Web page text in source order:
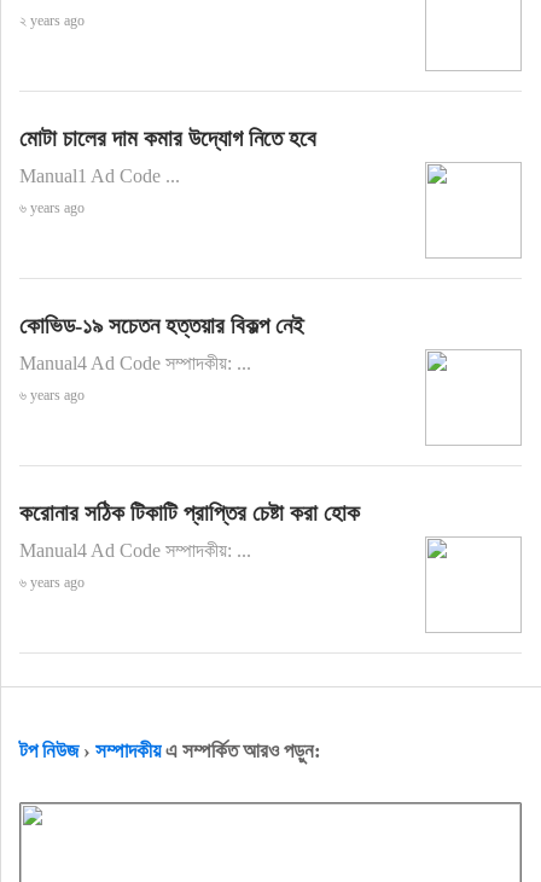
২ years ago
মোটা চালের দাম কমার উদ্যোগ নিতে হবে
Manual1 Ad Code ...
৬ years ago
কোভিড-১৯ সচেতন হত্তয়ার বিকল্প নেই
Manual4 Ad Code সম্পাদকীয়: ...
৬ years ago
করোনার সঠিক টিকাটি প্রাপ্তির চেষ্টা করা হোক
Manual4 Ad Code সম্পাদকীয়: ...
৬ years ago
টপ নিউজ› সম্পাদকীয়এ সম্পর্কিত আরও পড়ুন: